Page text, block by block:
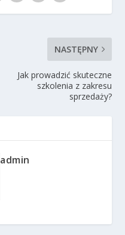
NASTĘPNY
Jak prowadzić skuteczne
szkolenia z zakresu
sprzedaży?
admin